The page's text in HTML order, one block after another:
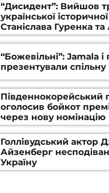
“Дисидент”: Вийшов
української
Станіслава Гуренка та
Алфьорова (ВІДЕО)
“Божевільні”: Jamala
презентували
Південнокорейський
оголосив бойкот
через нову номінацію
Голлівудський актор
Айзенберг
Україну